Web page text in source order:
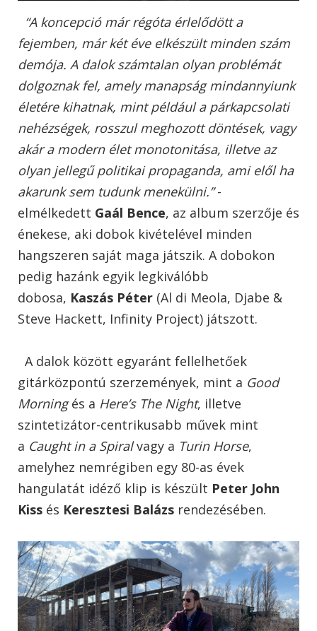
“A koncepció már régóta érlelődött a
fejemben, már két éve elkészült minden szám
demója. A dalok számtalan olyan problémát
dolgoznak fel, amely manapság mindannyiunk
életére kihatnak, mint például a párkapcsolati
nehézségek, rosszul meghozott döntések, vagy
akár a modern élet monotonitása, illetve az
olyan jellegű politikai propaganda, ami elől ha
akarunk sem tudunk menekülni.”-
elmélkedett Gaál Bence, az album szerzője és
énekese, aki dobok kivételével minden
hangszeren saját maga játszik. A dobokon
pedig hazánk egyik legkiválóbb
dobosa, Kaszás Péter (Al di Meola, Djabe &
Steve Hackett, Infinity Project) játszott.
A dalok között egyaránt fellelhetőek
gitárközpontú szerzemények, mint a Good
Morningés a Here’s The Night, illetve
szintetizátor-centrikusabb művek mint
a Caught in a Spiralvagy a Turin Horse,
amelyhez nemrégiben egy 80-as évek
hangulatát idéző klip is készült Peter John
Kiss és Keresztesi Balázs rendezésében.